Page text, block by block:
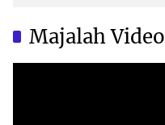
Majalah Video